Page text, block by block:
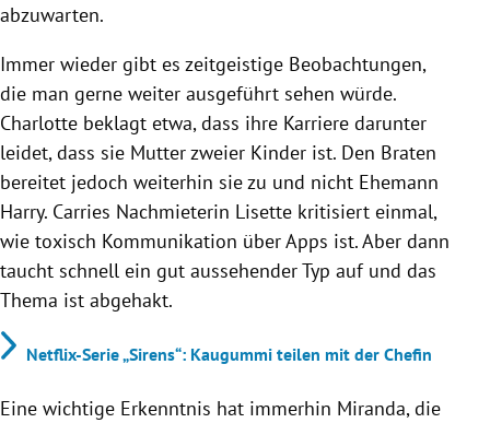
abzuwarten.
Immer wieder gibt es zeitgeistige Beobachtungen,
die man gerne weiter ausgeführt sehen würde.
Charlotte beklagt etwa, dass ihre Karriere darunter
leidet, dass sie Mutter zweier Kinder ist. Den Braten
bereitet jedoch weiterhin sie zu und nicht Ehemann
Harry. Carries Nachmieterin Lisette kritisiert einmal,
wie toxisch Kommunikation über Apps ist. Aber dann
taucht schnell ein gut aussehender Typ auf und das
Thema ist abgehakt.
Netflix-Serie „Sirens“: Kaugummi teilen mit der Chefin
Eine wichtige Erkenntnis hat immerhin Miranda, die